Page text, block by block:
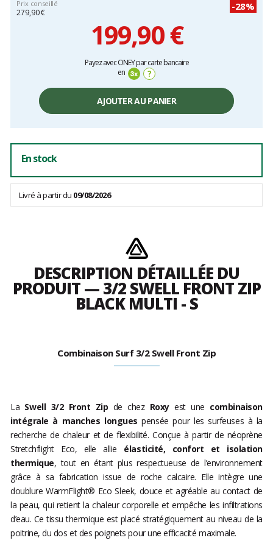
Prix conseillé
279,90 €
-28%
199,90 €
Payez avec ONEY par carte bancaire
en
?
AJOUTER AU PANIER
En stock
Livré à partir du 09/08/2026
DESCRIPTION DÉTAILLÉE DU
PRODUIT — 3/2 SWELL FRONT ZIP
BLACK MULTI - S
Combinaison Surf 3/2 Swell Front Zip
La Swell 3/2 Front Zip de chez Roxyest une combinaison
intégrale à manches longues pensée pour les surfeuses à la
recherche de chaleur et de flexibilité. Conçue à partir de néoprène
Stretchflight Eco, elle allie élasticité, confort et isolation
thermique, tout en étant plus respectueuse de l’environnement
grâce à sa fabrication issue de roche calcaire. Elle intègre une
doublure WarmFlight® Eco Sleek, douce et agréable au contact de
la peau, qui retient la chaleur corporelle et empêche les infiltrations
d’eau. Ce tissu thermique est placé stratégiquement au niveau de la
poitrine, du dos et des poignets pour une efficacité maximale.